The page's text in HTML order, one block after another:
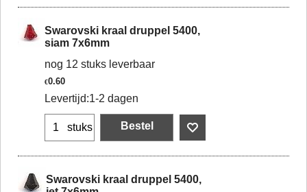
Swarovski kraal druppel 5400,
siam 7x6mm
nog 12 stuks leverbaar
€0.60
Levertijd:1-2 dagen
stuks Bestel
Swarovski kraal druppel 5400,